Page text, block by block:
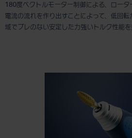
180度ベクトルモーター制御による、ロー
電流の流れを作り出すことによって、低回
域でブレのない安定した力強いトルク性能を